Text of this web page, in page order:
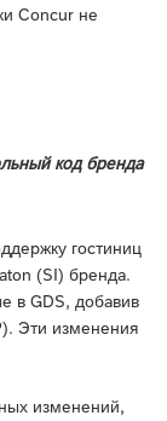
Concur не
код бренда
гостиниц
(SI) бренда.
в GDS, добавив
Эти изменения
изменений,